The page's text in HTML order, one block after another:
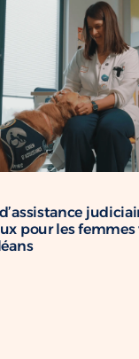
pour les